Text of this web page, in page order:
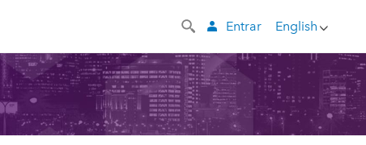
English
Entrar